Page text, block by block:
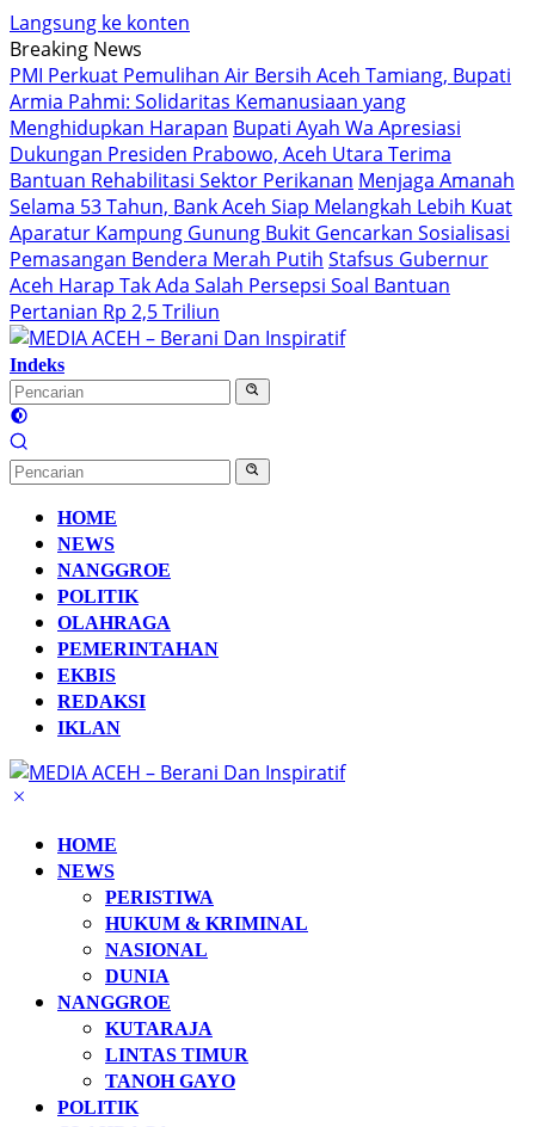
Langsung ke konten
Breaking News
PMI Perkuat Pemulihan Air Bersih Aceh Tamiang, Bupati
Armia Pahmi: Solidaritas Kemanusiaan yang
Menghidupkan Harapan Bupati Ayah Wa Apresiasi
Dukungan Presiden Prabowo, Aceh Utara Terima
Bantuan Rehabilitasi Sektor Perikanan Menjaga Amanah
Selama 53 Tahun, Bank Aceh Siap Melangkah Lebih Kuat
Aparatur Kampung Gunung Bukit Gencarkan Sosialisasi
Pemasangan Bendera Merah Putih Stafsus Gubernur
Aceh Harap Tak Ada Salah Persepsi Soal Bantuan
Pertanian Rp 2,5 Triliun
Indeks
HOME
NEWS
NANGGROE
POLITIK
OLAHRAGA
PEMERINTAHAN
EKBIS
REDAKSI
IKLAN
HOME
NEWS
PERISTIWA
HUKUM & KRIMINAL
NASIONAL
DUNIA
NANGGROE
KUTARAJA
LINTAS TIMUR
TANOH GAYO
POLITIK